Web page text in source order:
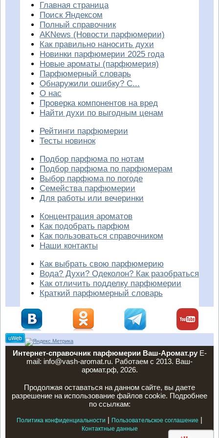
Главная страница
Поиск Яндексом
Полный справочник
AKNews (Новости парфюмерии)
Как правильно наносить духи
Новинки парфюмерии 2025 года
Новые ароматы (парфюмерия)
Парфюмерный словарь
Обнаружили ошибку? С...
О нас
Проверка компонентов на вред
Найти духи по выгодным ценам
Рейтинги парфюмерии
Тесты новинок
Подбор парфюма по нотам
Подбор парфюма по парфюмерам
Выбор парфюма по погоде
Семейства парфюмерии
Для работы или вечеринки
Концентрация ароматов
Как подобрать парфюм
Как пользоваться справочником
Наши контакты
Как выбрать свою парфюмерию
Вода? Духи? Одеколон? Как разобраться
Как отличить подделку парфюмерии
Краткий парфюмерный словарь
Интернет-справочник парфюмерии Ваш-Аромат.руE-
mail: info@vash-aromat.ru. Работаем с 2013. Ваш-
аромат.рф, 2026.
Продолжая оставаться на данном сайте, вы даете
разрешение на использование файлов cookie. Подробнее
по ссылкам:
Политика конфиденциальности | Пользовательское соглашение |
Контактные данные